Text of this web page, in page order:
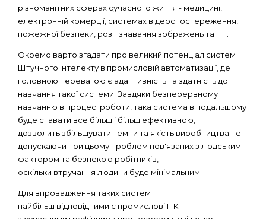
різноманітних сферах сучасного життя - медицині,
електронній комерції, системах відеоспостереження,
пожежної безпеки, розпізнавання зображень та т.п.
Окремо варто згадати про великий потенціал систем
Штучного інтелекту в промисловій автоматизації, де
головною перевагою є адаптивність та здатність до
навчання такої системи. Завдяки безперервному
навчанню в процесі роботи, така система в подальшому
буде ставати все більш і більш ефективною,
дозволить збільшувати темпи та якість виробництва не
допускаючи при цьому проблем пов'язаних з людським
фактором та безпекою робітників,
оскільки втручання людини буде мінімальним.
Для впровадження таких систем
найбільш відповідними є промислові ПК